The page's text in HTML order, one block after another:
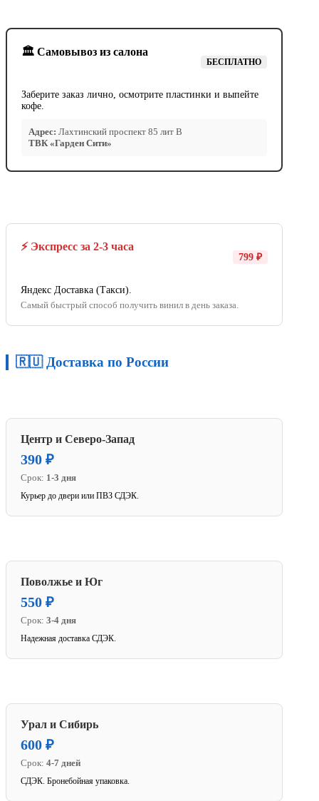
🏛️ Самовывоз из салона
БЕСПЛАТНО
Заберите заказ лично, осмотрите пластинки и выпейте
кофе.
Адрес: Лахтинский проспект 85 лит В
ТВК «Гарден Сити»
⚡ Экспресс за 2-3 часа
799 ₽
Яндекс Доставка (Такси).
Самый быстрый способ получить винил в день заказа.
🇷🇺 Доставка по России
Центр и Северо-Запад
390 ₽
Срок: 1-3 дня
Курьер до двери или ПВЗ СДЭК.
Поволжье и Юг
550 ₽
Срок: 3-4 дня
Надежная доставка СДЭК.
Урал и Сибирь
600 ₽
Срок: 4-7 дней
СДЭК. Бронебойная упаковка.